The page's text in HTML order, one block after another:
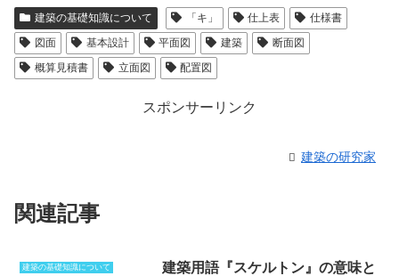
建築の基礎知識について 「キ」 仕上表
仕様書
図面
基本設計 平面図 建築
断面図
概算見積書
立面図 配置図
スポンサーリンク
建築の研究家
関連記事
建築の基礎知識について
建築用語『スケルトン』の意味と